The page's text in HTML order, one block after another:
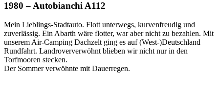
1980 – Autobianchi A112
Mein Lieblings-Stadtauto. Flott unterwegs, kurvenfreudig und
zuverlässig. Ein Abarth wäre flotter, war aber nicht zu bezahlen. Mit
unserem Air-Camping Dachzelt ging es auf (West-)Deutschland
Rundfahrt. Landroververwöhnt blieben wir nicht nur in den
Torfmooren stecken.
Der Sommer verwöhnte mit Dauerregen.